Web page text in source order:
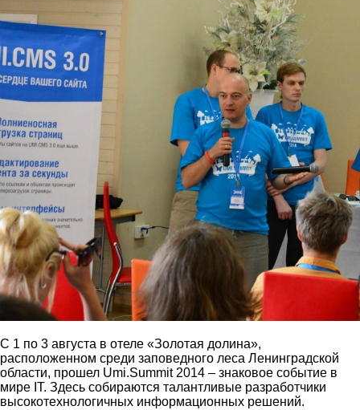
С 1 по 3 августа в отеле «Золотая долина»,
расположенном среди заповедного леса Ленинградской
области, прошел Umi.Summit 2014 – знаковое событие в
мире IT. Здесь собираются талантливые разработчики
высокотехнологичных информационных решений.